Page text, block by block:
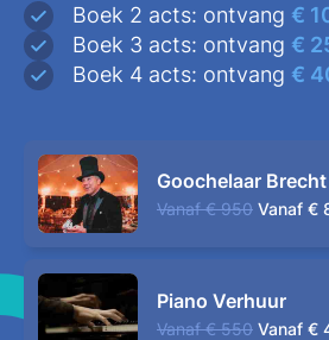
Boek 2 acts: ontvang €
Boek 3 acts: ontvang €
Boek 4 acts: ontvang €
Goochelaar Brecht
Vanaf € 950 Vanaf €
Piano Verhuur
Vanaf € 550 Vanaf €